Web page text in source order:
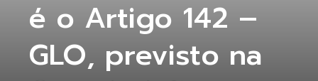
é o Artigo 142 –
GLO, previsto na